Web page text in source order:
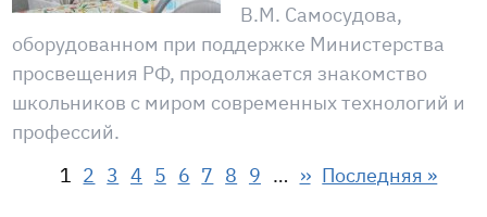
В.М. Самосудова,
оборудованном при поддержке Министерства
просвещения РФ, продолжается знакомство
школьников с миром современных технологий и
профессий.
Нумерация страниц
Страница
1 Страница
2 Страница
3 Страница
4 Страница
5 Страница
6 Страница
7 Страница
8 Страница
9 … Следующая
›› Последняя
Последняя »